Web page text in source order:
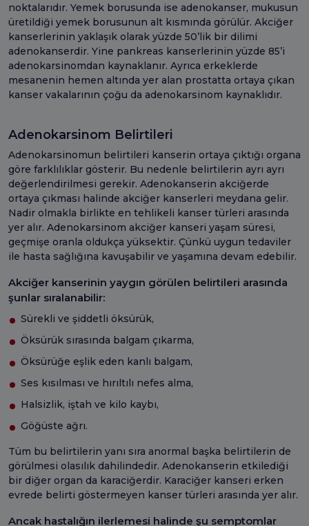
noktalarıdır. Yemek borusunda ise adenokanser, mukusun
üretildiği yemek borusunun alt kısmında görülür. Akciğer
kanserlerinin yaklaşık olarak yüzde 50’lik bir dilimi
adenokanserdir. Yine pankreas kanserlerinin yüzde 85’i
adenokarsinomdan kaynaklanır. Ayrıca erkeklerde
mesanenin hemen altında yer alan prostatta ortaya çıkan
kanser vakalarının çoğu da adenokarsinom kaynaklıdır.
Adenokarsinom Belirtileri
Adenokarsinomun belirtileri kanserin ortaya çıktığı organa
göre farklılıklar gösterir. Bu nedenle belirtilerin ayrı ayrı
değerlendirilmesi gerekir. Adenokanserin akciğerde
ortaya çıkması halinde akciğer kanserleri meydana gelir.
Nadir olmakla birlikte en tehlikeli kanser türleri arasında
yer alır. Adenokarsinom akciğer kanseri yaşam süresi,
geçmişe oranla oldukça yüksektir. Çünkü uygun tedaviler
ile hasta sağlığına kavuşabilir ve yaşamına devam edebilir.
Akciğer kanserinin yaygın görülen belirtileri arasında
şunlar sıralanabilir:
Sürekli ve şiddetli öksürük,
Öksürük sırasında balgam çıkarma,
Öksürüğe eşlik eden kanlı balgam,
Ses kısılması ve hırıltılı nefes alma,
Halsizlik, iştah ve kilo kaybı,
Göğüste ağrı.
Tüm bu belirtilerin yanı sıra anormal başka belirtilerin de
görülmesi olasılık dahilindedir. Adenokanserin etkilediği
bir diğer organ da karaciğerdir. Karaciğer kanseri erken
evrede belirti göstermeyen kanser türleri arasında yer alır.
Ancak hastalığın ilerlemesi halinde şu semptomlar